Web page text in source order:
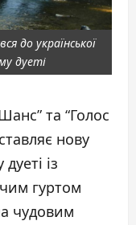
до української
дуеті
та “Голос
нову
із
гуртом
чудовим